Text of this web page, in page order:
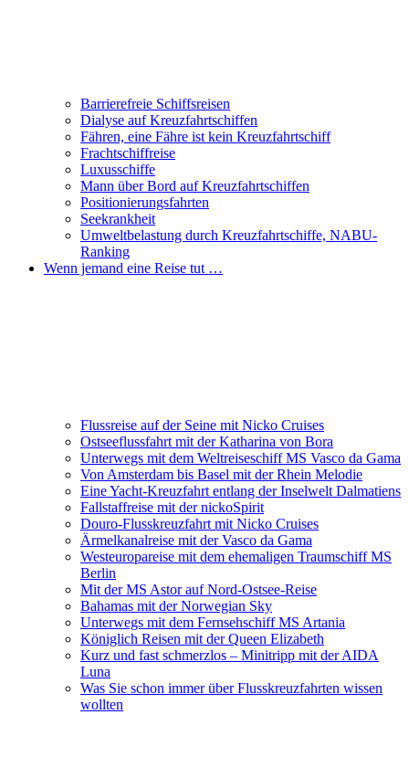
Barrierefreie Schiffsreisen
Dialyse auf Kreuzfahrtschiffen
Fähren, eine Fähre ist kein Kreuzfahrtschiff
Frachtschiffreise
Luxusschiffe
Mann über Bord auf Kreuzfahrtschiffen
Positionierungsfahrten
Seekrankheit
Umweltbelastung durch Kreuzfahrtschiffe, NABU-
Ranking
Wenn jemand eine Reise tut …
Flussreise auf der Seine mit Nicko Cruises
Ostseeflussfahrt mit der Katharina von Bora
Unterwegs mit dem Weltreiseschiff MS Vasco da Gama
Von Amsterdam bis Basel mit der Rhein Melodie
Eine Yacht-Kreuzfahrt entlang der Inselwelt Dalmatiens
Fallstaffreise mit der nickoSpirit
Douro-Flusskreuzfahrt mit Nicko Cruises
Ärmelkanalreise mit der Vasco da Gama
Westeuropareise mit dem ehemaligen Traumschiff MS
Berlin
Mit der MS Astor auf Nord-Ostsee-Reise
Bahamas mit der Norwegian Sky
Unterwegs mit dem Fernsehschiff MS Artania
Königlich Reisen mit der Queen Elizabeth
Kurz und fast schmerzlos – Minitripp mit der AIDA
Luna
Was Sie schon immer über Flusskreuzfahrten wissen
wollten